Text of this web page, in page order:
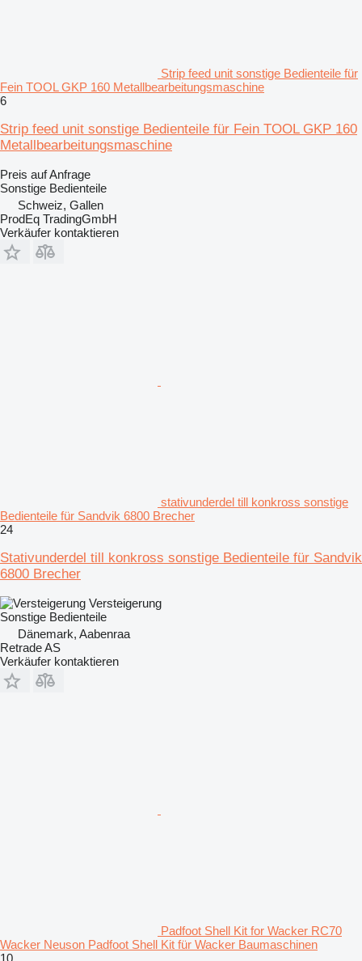
Strip feed unit sonstige Bedienteile für
Fein TOOL GKP 160 Metallbearbeitungsmaschine
6
Strip feed unit sonstige Bedienteile für Fein TOOL GKP 160
Metallbearbeitungsmaschine
Preis auf Anfrage
Sonstige Bedienteile
Schweiz, Gallen
ProdEq TradingGmbH
Verkäufer kontaktieren
stativunderdel till konkross sonstige
Bedienteile für Sandvik 6800 Brecher
24
Stativunderdel till konkross sonstige Bedienteile für Sandvik
6800 Brecher
Versteigerung
Sonstige Bedienteile
Dänemark, Aabenraa
Retrade AS
Verkäufer kontaktieren
Padfoot Shell Kit for Wacker RC70
Wacker Neuson Padfoot Shell Kit für Wacker Baumaschinen
10